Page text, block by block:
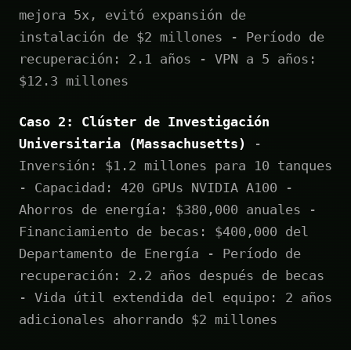
mejora 5x, evitó expansión de
instalación de $2 millones - Período de
recuperación: 2.1 años - VPN a 5 años:
$12.3 millones
Caso 2: Clúster de Investigación
Universitaria (Massachusetts)
-
Inversión: $1.2 millones para 10 tanques
- Capacidad: 420 GPUs NVIDIA A100 -
Ahorros de energía: $380,000 anuales -
Financiamiento de becas: $400,000 del
Departamento de Energía - Período de
recuperación: 2.2 años después de becas
- Vida útil extendida del equipo: 2 años
adicionales ahorrando $2 millones